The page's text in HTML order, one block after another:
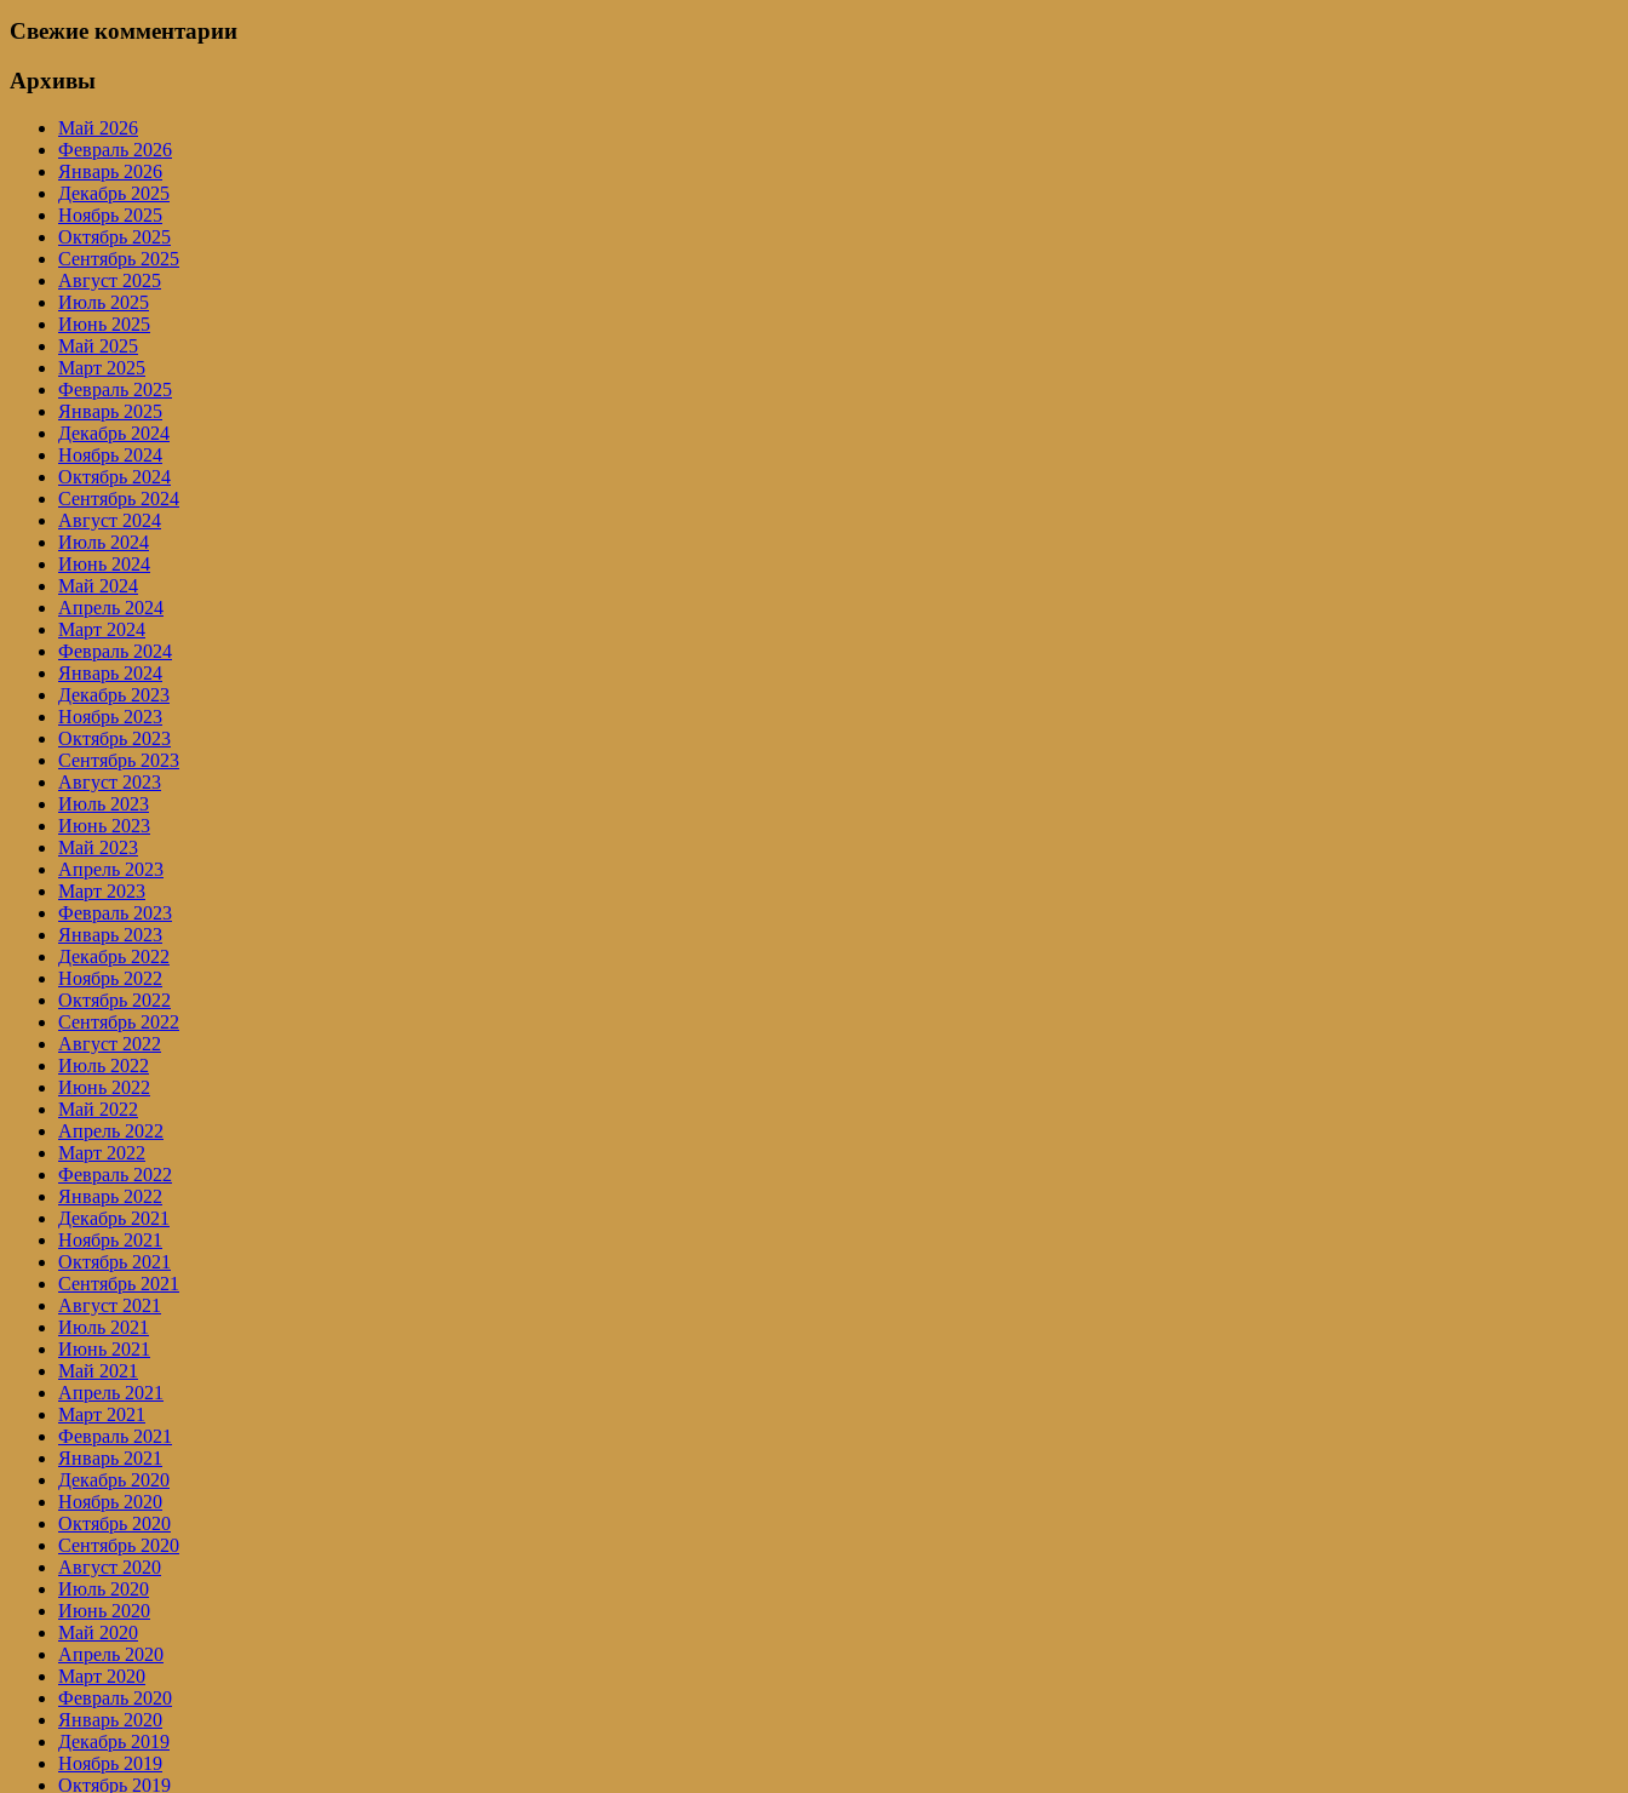
Свежие комментарии
Архивы
Май 2026
Февраль 2026
Январь 2026
Декабрь 2025
Ноябрь 2025
Октябрь 2025
Сентябрь 2025
Август 2025
Июль 2025
Июнь 2025
Май 2025
Март 2025
Февраль 2025
Январь 2025
Декабрь 2024
Ноябрь 2024
Октябрь 2024
Сентябрь 2024
Август 2024
Июль 2024
Июнь 2024
Май 2024
Апрель 2024
Март 2024
Февраль 2024
Январь 2024
Декабрь 2023
Ноябрь 2023
Октябрь 2023
Сентябрь 2023
Август 2023
Июль 2023
Июнь 2023
Май 2023
Апрель 2023
Март 2023
Февраль 2023
Январь 2023
Декабрь 2022
Ноябрь 2022
Октябрь 2022
Сентябрь 2022
Август 2022
Июль 2022
Июнь 2022
Май 2022
Апрель 2022
Март 2022
Февраль 2022
Январь 2022
Декабрь 2021
Ноябрь 2021
Октябрь 2021
Сентябрь 2021
Август 2021
Июль 2021
Июнь 2021
Май 2021
Апрель 2021
Март 2021
Февраль 2021
Январь 2021
Декабрь 2020
Ноябрь 2020
Октябрь 2020
Сентябрь 2020
Август 2020
Июль 2020
Июнь 2020
Май 2020
Апрель 2020
Март 2020
Февраль 2020
Январь 2020
Декабрь 2019
Ноябрь 2019
Октябрь 2019